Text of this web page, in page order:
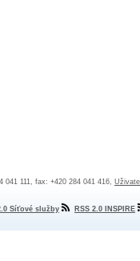
041 111, fax: +420 284 041 416,
Síťové služby RSS 2.0 INSPIRE